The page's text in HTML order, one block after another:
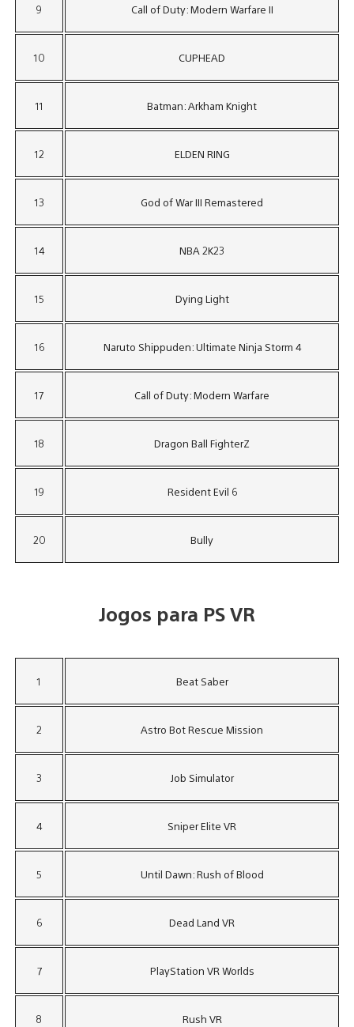
9 Call of Duty: Modern Warfare II
10 CUPHEAD
11 Batman: Arkham Knight
12 ELDEN RING
13 God of War III Remastered
14 NBA 2K23
15 Dying Light
16 Naruto Shippuden: Ultimate Ninja Storm 4
17 Call of Duty: Modern Warfare
18 Dragon Ball FighterZ
19 Resident Evil 6
20 Bully
Jogos para PS VR
1 Beat Saber
2 Astro Bot Rescue Mission
3 Job Simulator
4 Sniper Elite VR
5 Until Dawn: Rush of Blood
6 Dead Land VR
7 PlayStation VR Worlds
8 Rush VR